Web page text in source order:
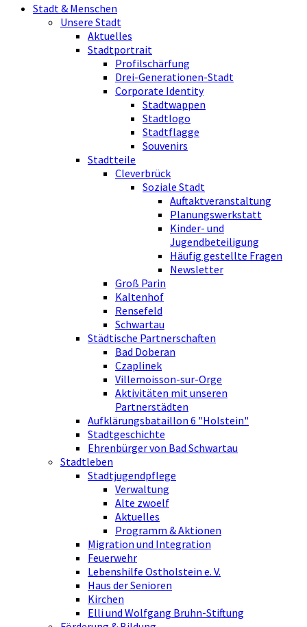
Stadt & Menschen
Unsere Stadt
Aktuelles
Stadtportrait
Profilschärfung
Drei-Generationen-Stadt
Corporate Identity
Stadtwappen
Stadtlogo
Stadtflagge
Souvenirs
Stadtteile
Cleverbrück
Soziale Stadt
Auftaktveranstaltung
Planungswerkstatt
Kinder- und
Jugendbeteiligung
Häufig gestellte Fragen
Newsletter
Groß Parin
Kaltenhof
Rensefeld
Schwartau
Städtische Partnerschaften
Bad Doberan
Czaplinek
Villemoisson-sur-Orge
Aktivitäten mit unseren
Partnerstädten
Aufklärungsbataillon 6 "Holstein"
Stadtgeschichte
Ehrenbürger von Bad Schwartau
Stadtleben
Stadtjugendpflege
Verwaltung
Alte zwoelf
Aktuelles
Programm & Aktionen
Migration und Integration
Feuerwehr
Lebenshilfe Ostholstein e. V.
Haus der Senioren
Kirchen
Elli und Wolfgang Bruhn-Stiftung